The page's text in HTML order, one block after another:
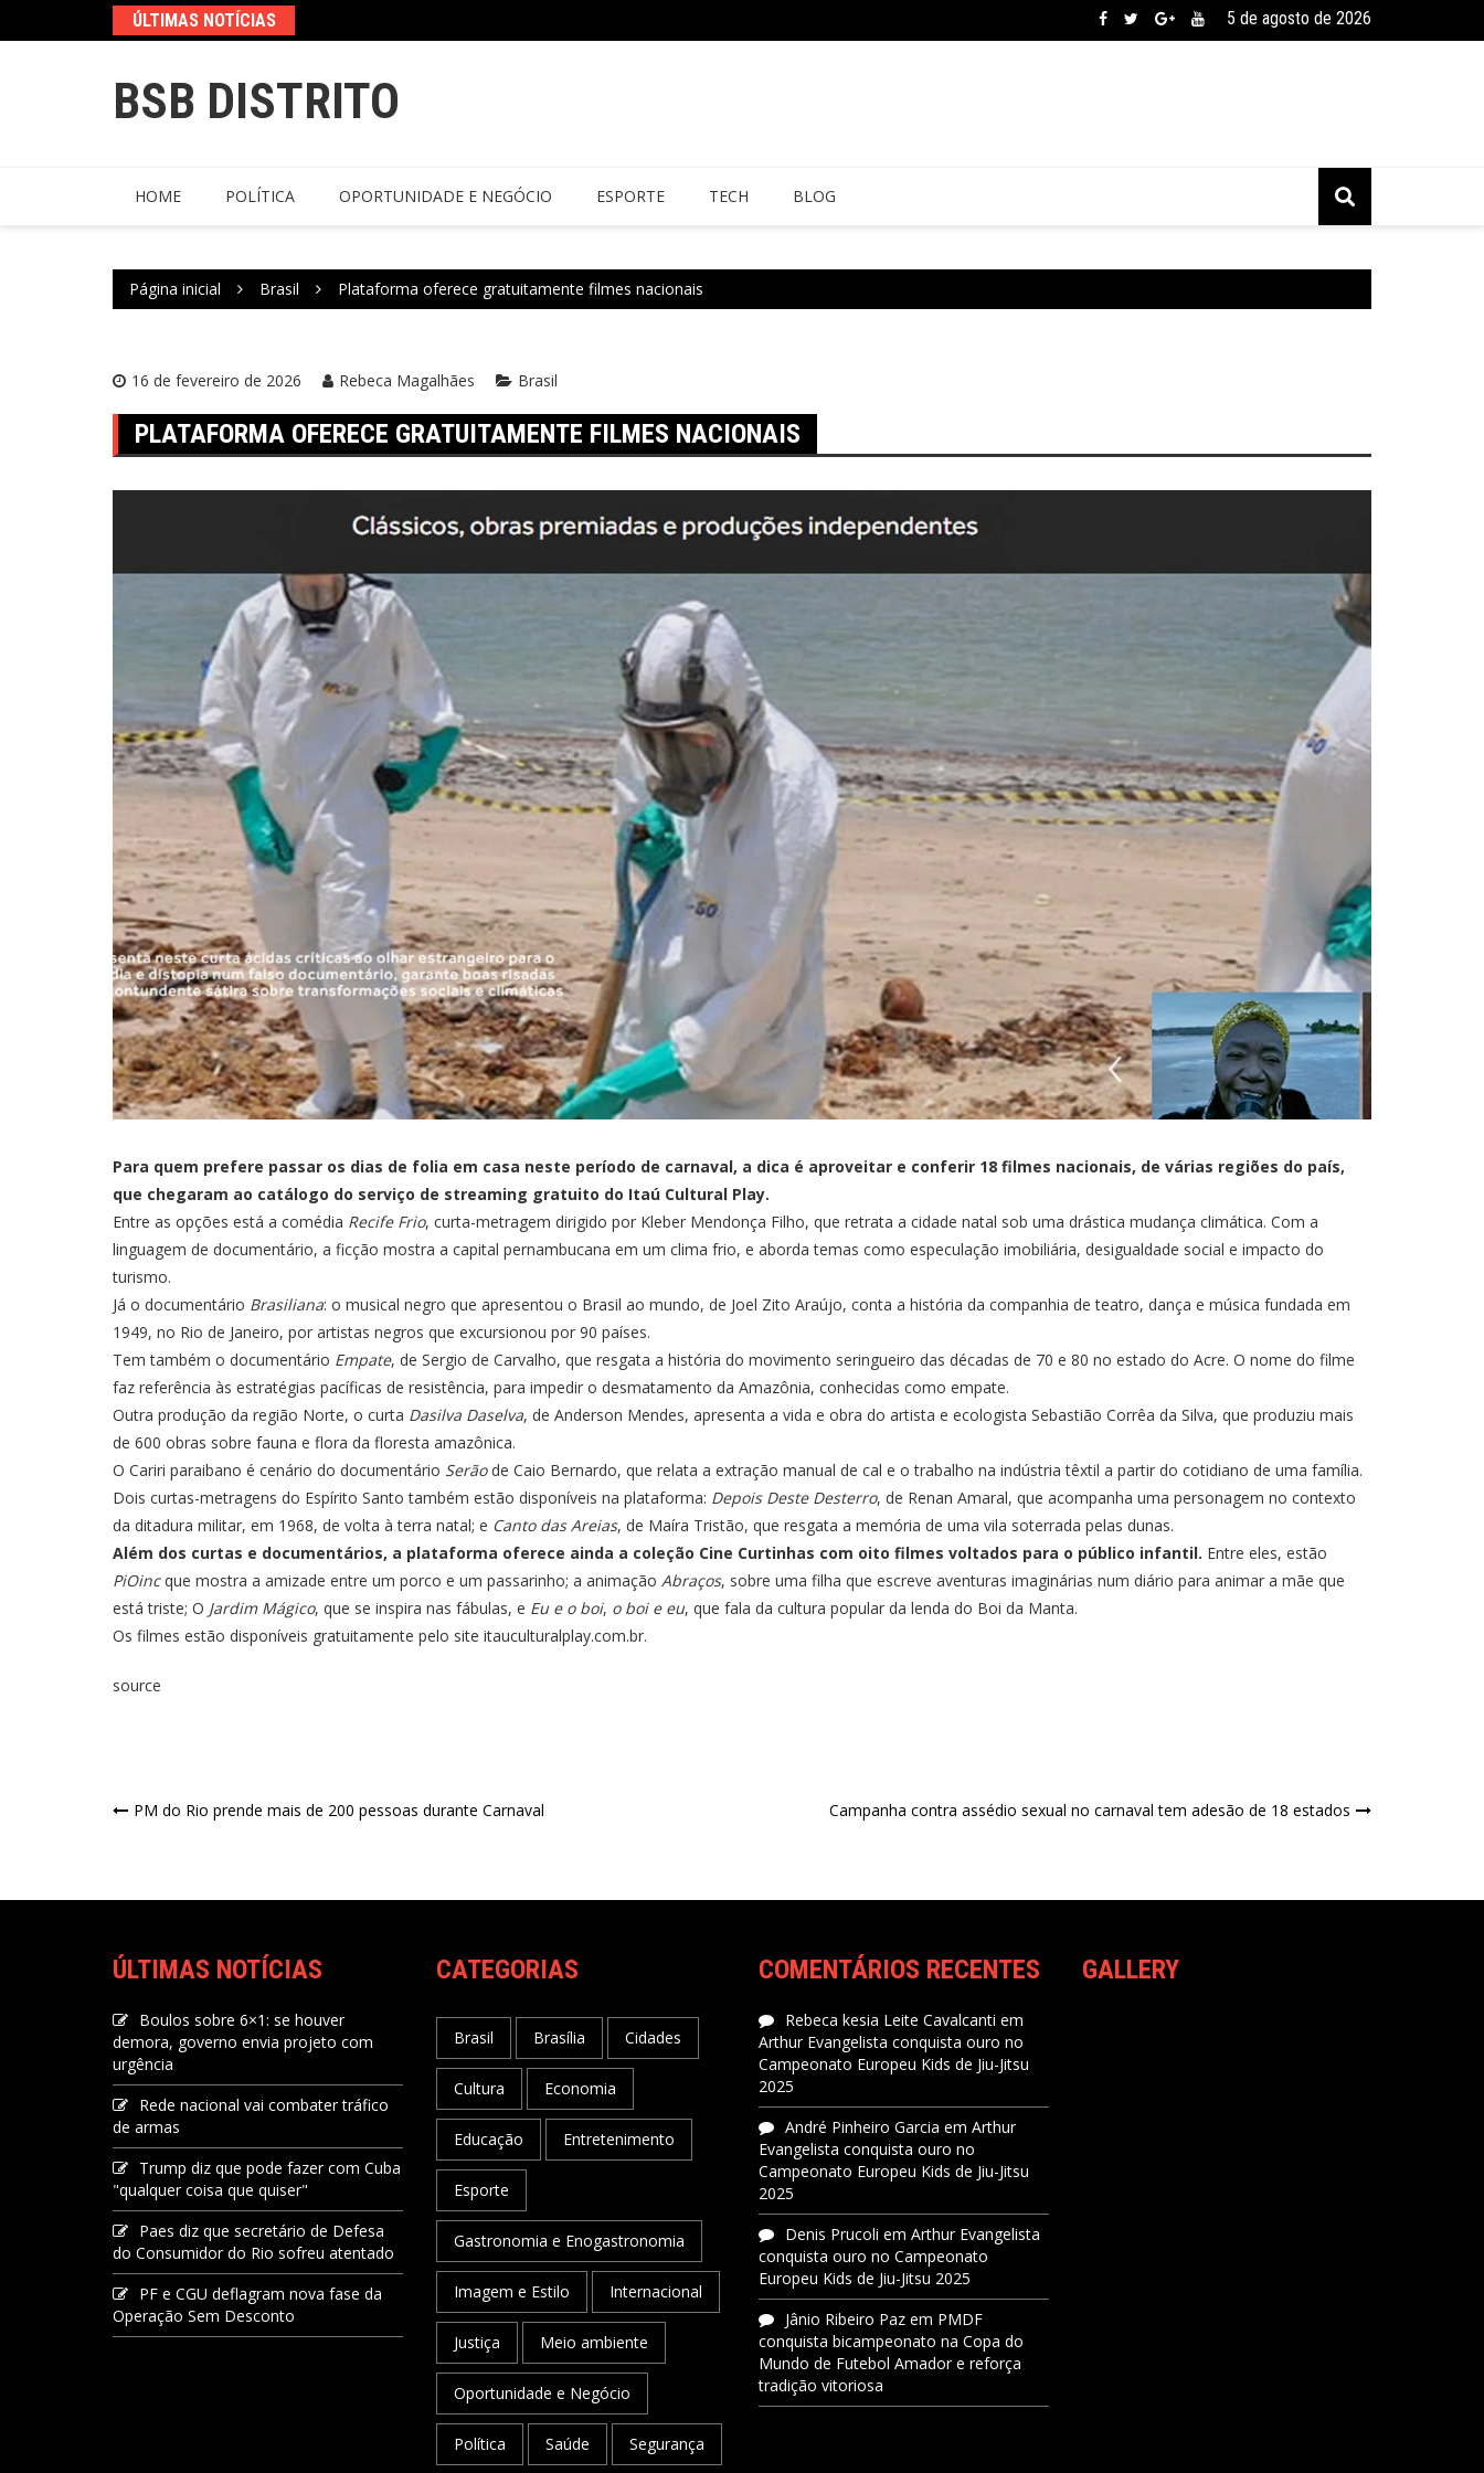
ÚLTIMAS NOTÍCIAS 5 de agosto de 2026
BSB DISTRITO
HOME POLÍTICA OPORTUNIDADE E NEGÓCIO ESPORTE TECH BLOG
Página inicial Brasil Plataforma oferece gratuitamente filmes nacionais
16 de fevereiro de 2026 Rebeca Magalhães Brasil
PLATAFORMA OFERECE GRATUITAMENTE FILMES NACIONAIS
Para quem prefere passar os dias de folia em casa neste período de carnaval, a dica é aproveitar e conferir 18 filmes nacionais, de várias regiões do país,
que chegaram ao catálogo do serviço de streaming gratuito do Itaú Cultural Play.
Entre as opções está a comédia Recife Frio, curta-metragem dirigido por Kleber Mendonça Filho, que retrata a cidade natal sob uma drástica mudança climática. Com a
linguagem de documentário, a ficção mostra a capital pernambucana em um clima frio, e aborda temas como especulação imobiliária, desigualdade social e impacto do
turismo.
Já o documentário Brasiliana: o musical negro que apresentou o Brasil ao mundo, de Joel Zito Araújo, conta a história da companhia de teatro, dança e música fundada em
1949, no Rio de Janeiro, por artistas negros que excursionou por 90 países.
Tem também o documentário Empate, de Sergio de Carvalho, que resgata a história do movimento seringueiro das décadas de 70 e 80 no estado do Acre. O nome do filme
faz referência às estratégias pacíficas de resistência, para impedir o desmatamento da Amazônia, conhecidas como empate.
Outra produção da região Norte, o curta Dasilva Daselva, de Anderson Mendes, apresenta a vida e obra do artista e ecologista Sebastião Corrêa da Silva, que produziu mais
de 600 obras sobre fauna e flora da floresta amazônica.
O Cariri paraibano é cenário do documentário Serãode Caio Bernardo, que relata a extração manual de cal e o trabalho na indústria têxtil a partir do cotidiano de uma família.
Dois curtas-metragens do Espírito Santo também estão disponíveis na plataforma: Depois Deste Desterro, de Renan Amaral, que acompanha uma personagem no contexto
da ditadura militar, em 1968, de volta à terra natal; e Canto das Areias, de Maíra Tristão, que resgata a memória de uma vila soterrada pelas dunas.
Além dos curtas e documentários, a plataforma oferece ainda a coleção Cine Curtinhas com oito filmes voltados para o público infantil. Entre eles, estão
PiOincque mostra a amizade entre um porco e um passarinho; a animação Abraços, sobre uma filha que escreve aventuras imaginárias num diário para animar a mãe que
está triste; O Jardim Mágico, que se inspira nas fábulas, e Eu e o boi, o boi e eu, que fala da cultura popular da lenda do Boi da Manta.
Os filmes estão disponíveis gratuitamente pelo site itauculturalplay.com.br.
source
PM do Rio prende mais de 200 pessoas durante Carnaval Campanha contra assédio sexual no carnaval tem adesão de 18 estados
ÚLTIMAS NOTÍCIAS
Boulos sobre 6×1: se houver
demora, governo envia projeto com
urgência
Rede nacional vai combater tráfico
de armas
Trump diz que pode fazer com Cuba
"qualquer coisa que quiser"
Paes diz que secretário de Defesa
do Consumidor do Rio sofreu atentado
PF e CGU deflagram nova fase da
Operação Sem Desconto
CATEGORIAS
Brasil Brasília Cidades
Cultura Economia
Educação Entretenimento
Esporte
Gastronomia e Enogastronomia
Imagem e Estilo Internacional
Justiça Meio ambiente
Oportunidade e Negócio
Política Saúde Segurança
COMENTÁRIOS RECENTES
Rebeca kesia Leite Cavalcanti em
Arthur Evangelista conquista ouro no
Campeonato Europeu Kids de Jiu-Jitsu
2025
André Pinheiro Garcia em Arthur
Evangelista conquista ouro no
Campeonato Europeu Kids de Jiu-Jitsu
2025
Denis Prucoli em Arthur Evangelista
conquista ouro no Campeonato
Europeu Kids de Jiu-Jitsu 2025
Jânio Ribeiro Paz em PMDF
conquista bicampeonato na Copa do
Mundo de Futebol Amador e reforça
tradição vitoriosa
GALLERY